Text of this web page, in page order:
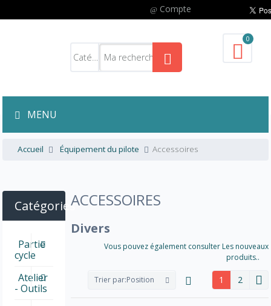
Compte
0
MENU
Accueil Équipement du pilote Accessoires
ACCESSOIRES
Divers
Vous pouvez également consulter Les nouveaux
produits..
Trier par:Position 1 2
Catégories
Partie
cycle
Atelier
- Outils